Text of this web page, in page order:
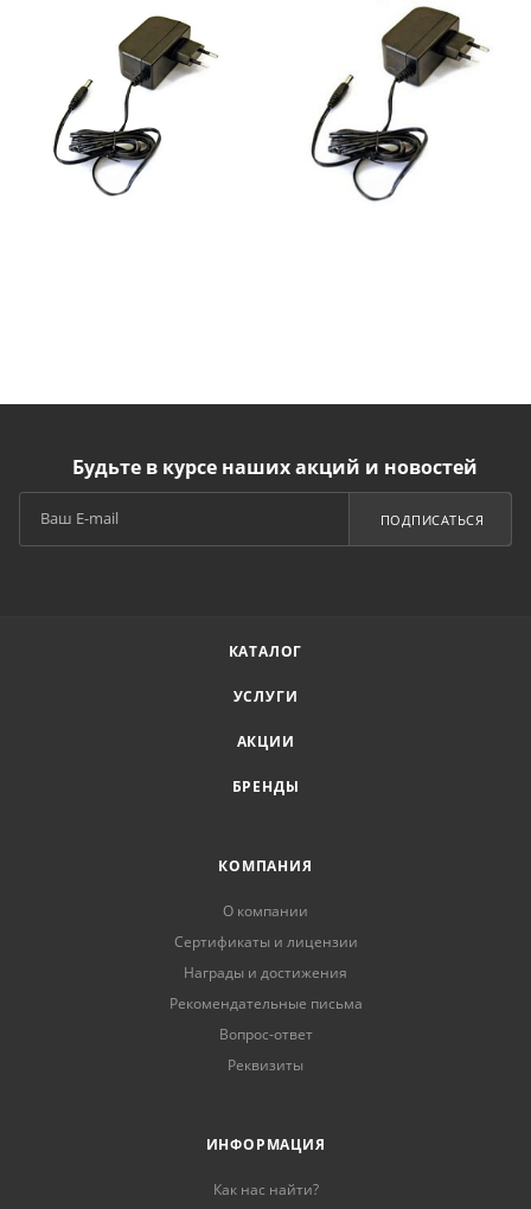
Будьте в курсе наших акций и новостей
ПОДПИСАТЬСЯ
КАТАЛОГ
УСЛУГИ
АКЦИИ
БРЕНДЫ
КОМПАНИЯ
О компании
Сертификаты и лицензии
Награды и достижения
Рекомендательные письма
Вопрос-ответ
Реквизиты
ИНФОРМАЦИЯ
Как нас найти?